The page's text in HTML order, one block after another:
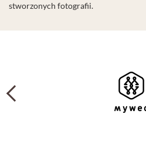
stworzonych fotografii.